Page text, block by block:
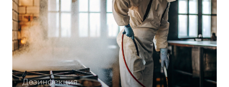
Дезинфекция